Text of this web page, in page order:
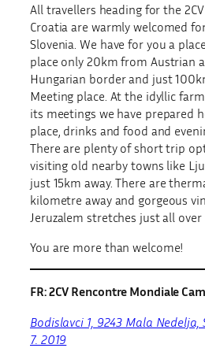
All travellers heading for the
Croatia are warmly welcomed
Slovenia. We have for you a
place only 20km from Austrian
Hungarian border and just
Meeting place. At the idyllic
its meetings we have prepared
place, drinks and food and
There are plenty of short trip
visiting old nearby towns like
just 15km away. There are
kilometre away and gorgeous
Jeruzalem stretches just all over
You are more than welcome!
FR: 2CV Rencontre Mondiale
Bodislavci 1, 9243 Mala Nedelja,
7. 2019